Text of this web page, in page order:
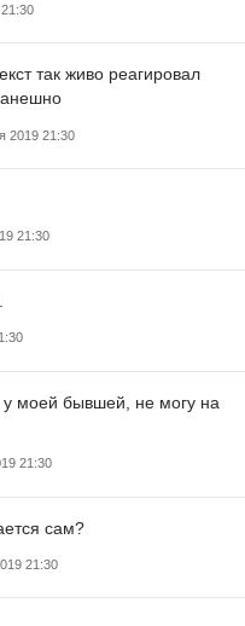
так живо реагировал
2019 21:30
21:30
моей бывшей, не могу на
21:30
сам?
21:30